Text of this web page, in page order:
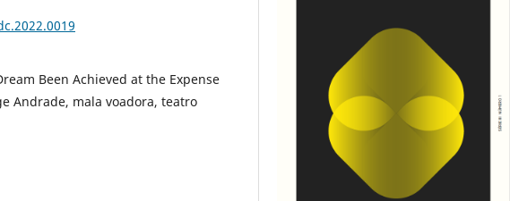
Been Achieved at the Expense
Andrade, mala voadora, teatro